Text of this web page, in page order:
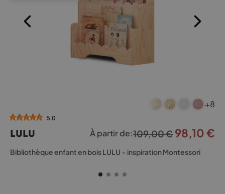
a
variations.
Les
options
+8
5.0
LULU À partir de:109,00€ Le
prix
98,10€
Bibliothèque enfant en bois LULU – inspiration Montessori